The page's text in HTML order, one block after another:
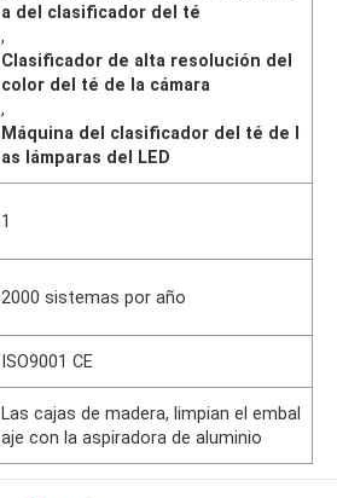
a del clasificador del té
,
Clasificador de alta resolución del
color del té de la cámara
,
Máquina del clasificador del té de l
as lámparas del LED
1
2000 sistemas por año
ISO9001 CE
Las cajas de madera, limpian el embal
aje con la aspiradora de aluminio